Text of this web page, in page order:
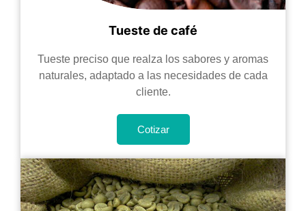
Tueste de café
Tueste preciso que realza los sabores y aromas
naturales, adaptado a las necesidades de cada
cliente.
Cotizar